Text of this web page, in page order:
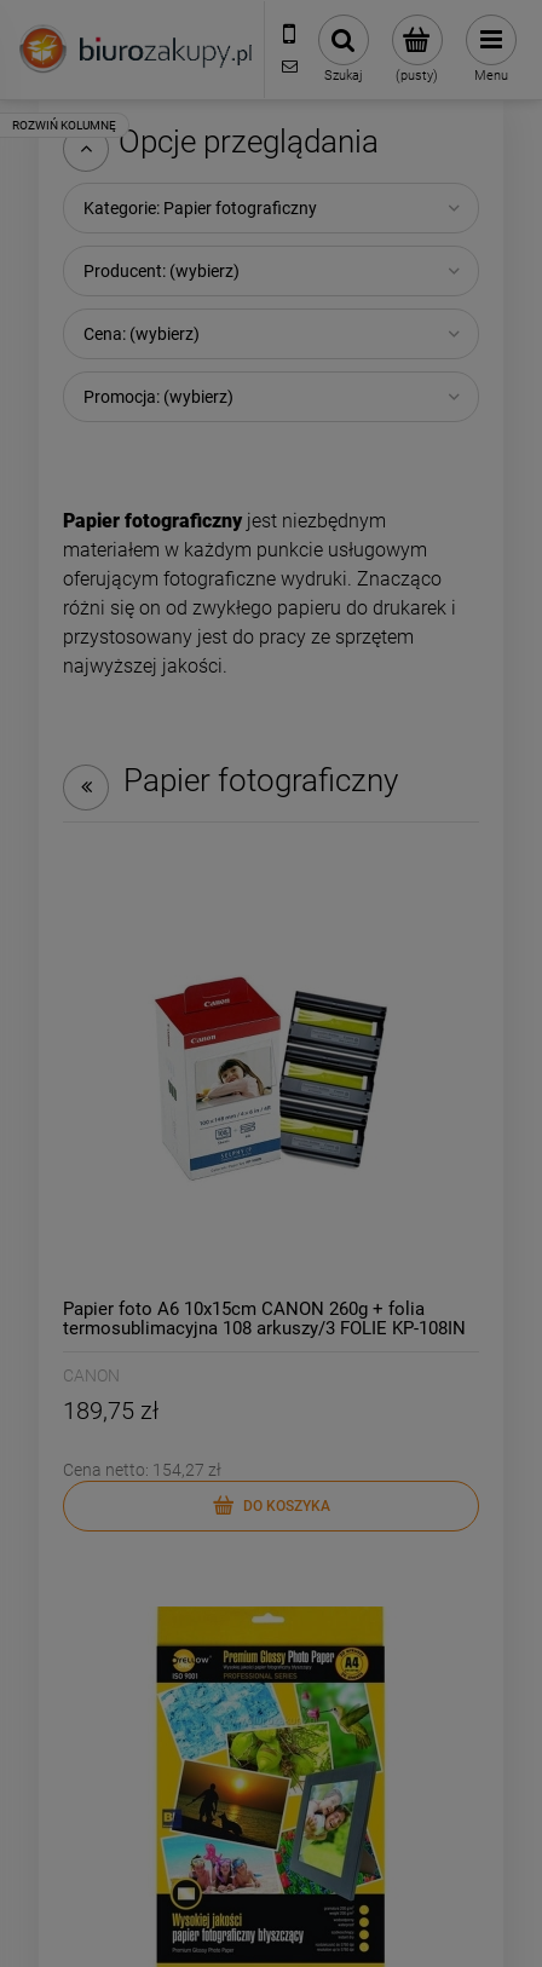
32 70 50 250
sklep@biurozakupy.pl
(pusty)
Szukaj Menu
Opcje przeglądania
Kategorie: Papier fotograficzny
Producent: (wybierz)
Cena: (wybierz)
Promocja: (wybierz)
Papier fotograficzny jest niezbędnym
materiałem w każdym punkcie usługowym
oferującym fotograficzne wydruki. Znacząco
różni się on od zwykłego papieru do drukarek i
przystosowany jest do pracy ze sprzętem
najwyższej jakości.
Papier fotograficzny
Papier foto A6 10x15cm CANON 260g + folia
termosublimacyjna 108 arkuszy/3 FOLIE KP-108IN
CANON
189,75 zł
Cena netto: 154,27 zł
DO KOSZYKA